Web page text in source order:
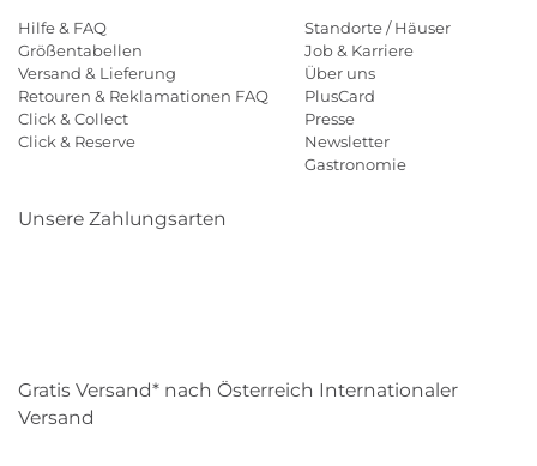
Hilfe & FAQ
Größentabellen
Versand & Lieferung
Retouren & Reklamationen FAQ
Click & Collect
Click & Reserve
Standorte / Häuser
Job & Karriere
Über uns
PlusCard
Presse
Newsletter
Gastronomie
Unsere Zahlungsarten
Gratis Versand* nach Österreich Internationaler
Versand